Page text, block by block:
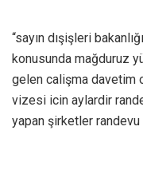
“sayın dışişleri
konusunda mağduruz
gelen calişma davetim
vizesi icin aylardir
yapan şirketler